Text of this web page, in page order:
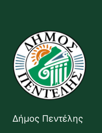
Δήμος Πεντέλης